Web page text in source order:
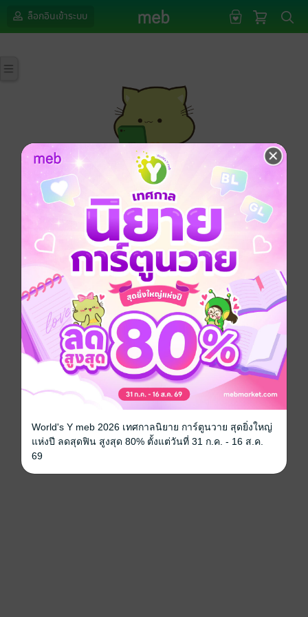
ล็อกอินเข้าระบบ
กรุณาเข้าสู่ระบบก่อนดำเนินรายการด้วยค่ะ
ล็อกอินเข้าระบบ
World's Y meb 2026 เทศกาลนิยาย การ์ตูนวาย สุดยิ่งใหญ่
แห่งปี ลดสุดฟิน สูงสุด 80% ตั้งแต่วันที่ 31 ก.ค. - 16 ส.ค.
69